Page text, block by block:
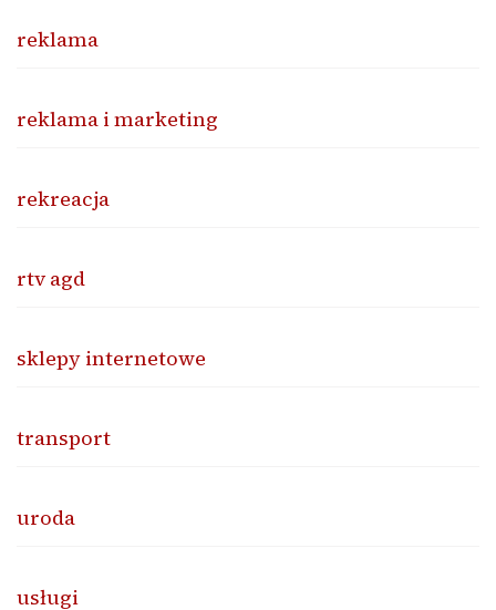
reklama
reklama i marketing
rekreacja
rtv agd
sklepy internetowe
transport
uroda
usługi